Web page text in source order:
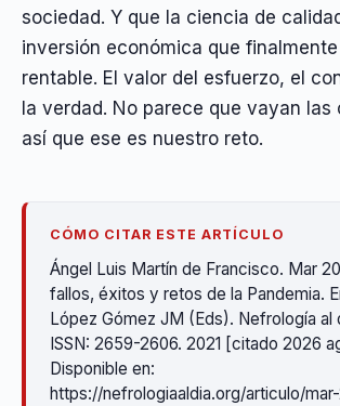
sociedad. Y que la ciencia de
inversión económica que
rentable. El valor del esfuerzo, el
la verdad. No parece que vayan las
así que ese es nuestro reto.
CÓMO CITAR ESTE ARTÍCULO
Ángel Luis Martín de Francisco. Mar
fallos, éxitos y retos de la Pandemia.
López Gómez JM (Eds). Nefrología al
ISSN: 2659-2606. 2021 [citado 2026
Disponible en:
https://nefrologiaaldia.org/articulo/